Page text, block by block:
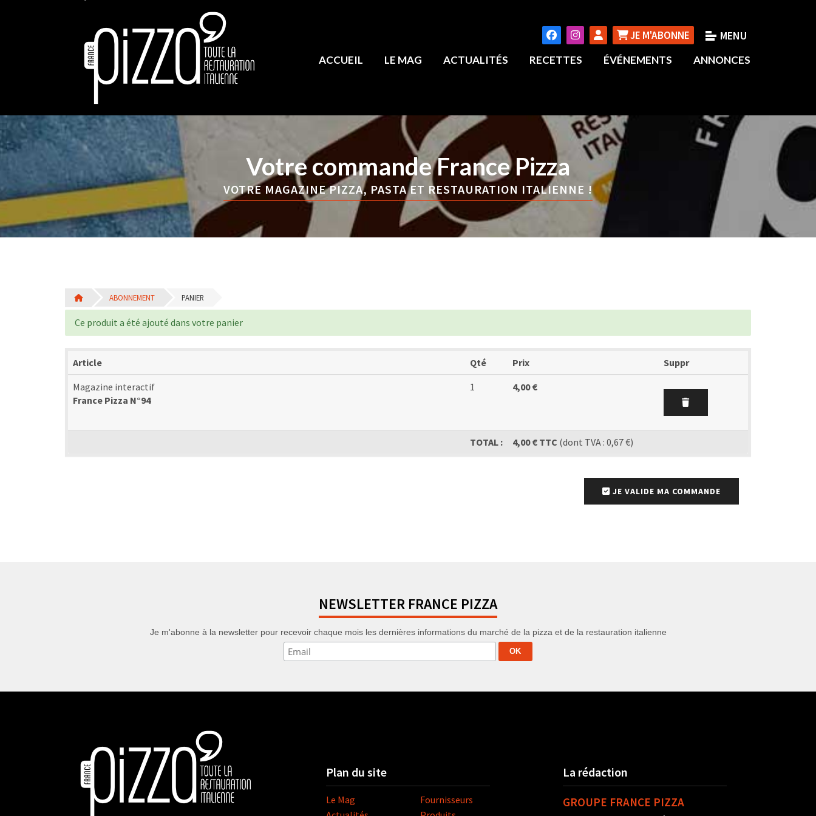
JE M'ABONNE
ACCUEIL LE MAG ACTUALITÉS RECETTES ÉVÉNEMENTS ANNONCES
Votre commande France Pizza
VOTRE MAGAZINE PIZZA, PASTA ET RESTAURATION ITALIENNE !
ABONNEMENT PANIER
Ce produit a été ajouté dans votre panier
Article Qté Prix
Suppr
Magazine interactif
France Pizza N°94
1 4,00 €
TOTAL : 4,00 € TTC (dont TVA : 0,67 €)
JE VALIDE MA COMMANDE
NEWSLETTER FRANCE PIZZA
Je m'abonne à la newsletter pour recevoir chaque mois les dernières informations du marché de la pizza et de la restauration italienne
Plan du site
Le Mag
Fournisseurs
La rédaction
GROUPE FRANCE PIZZA